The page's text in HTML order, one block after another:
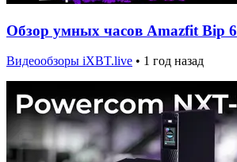
Обзор умных часов Amazfit Bip 6
Видеообзоры iXBT.live • 1 год назад